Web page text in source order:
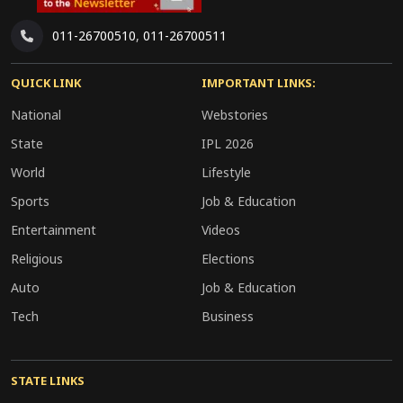
011-26700510, 011-26700511
QUICK LINK
National
State
World
Sports
Entertainment
Religious
Auto
Tech
IMPORTANT LINKS:
Webstories
IPL 2026
Lifestyle
Job & Education
Videos
Elections
Job & Education
Business
STATE LINKS